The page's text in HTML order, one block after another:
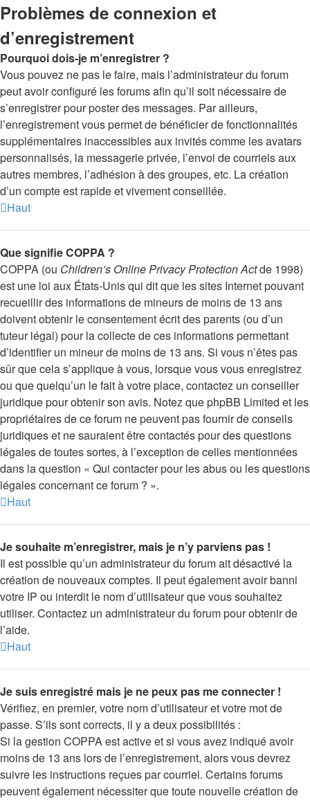
Problèmes de connexion et
d’enregistrement
Pourquoi dois-je m’enregistrer ?
Vous pouvez ne pas le faire, mais l’administrateur du forum
peut avoir configuré les forums afin qu’il soit nécessaire de
s’enregistrer pour poster des messages. Par ailleurs,
l’enregistrement vous permet de bénéficier de fonctionnalités
supplémentaires inaccessibles aux invités comme les avatars
personnalisés, la messagerie privée, l’envoi de courriels aux
autres membres, l’adhésion à des groupes, etc. La création
d’un compte est rapide et vivement conseillée.
Haut
Que signifie COPPA ?
COPPA (ou Children’s Online Privacy Protection Actde 1998)
est une loi aux États-Unis qui dit que les sites Internet pouvant
recueillir des informations de mineurs de moins de 13 ans
doivent obtenir le consentement écrit des parents (ou d’un
tuteur légal) pour la collecte de ces informations permettant
d’identifier un mineur de moins de 13 ans. Si vous n’êtes pas
sûr que cela s’applique à vous, lorsque vous vous enregistrez
ou que quelqu’un le fait à votre place, contactez un conseiller
juridique pour obtenir son avis. Notez que phpBB Limited et les
propriétaires de ce forum ne peuvent pas fournir de conseils
juridiques et ne sauraient être contactés pour des questions
légales de toutes sortes, à l’exception de celles mentionnées
dans la question « Qui contacter pour les abus ou les questions
légales concernant ce forum ? ».
Haut
Je souhaite m’enregistrer, mais je n’y parviens pas !
Il est possible qu’un administrateur du forum ait désactivé la
création de nouveaux comptes. Il peut également avoir banni
votre IP ou interdit le nom d’utilisateur que vous souhaitez
utiliser. Contactez un administrateur du forum pour obtenir de
l’aide.
Haut
Je suis enregistré mais je ne peux pas me connecter !
Vérifiez, en premier, votre nom d’utilisateur et votre mot de
passe. S’ils sont corrects, il y a deux possibilités :
Si la gestion COPPA est active et si vous avez indiqué avoir
moins de 13 ans lors de l’enregistrement, alors vous devrez
suivre les instructions reçues par courriel. Certains forums
peuvent également nécessiter que toute nouvelle création de